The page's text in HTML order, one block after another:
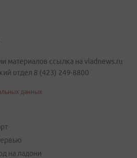
материалов ссылка на vladnews.ru
отдел 8 (423) 249-8800
данных
на ладони